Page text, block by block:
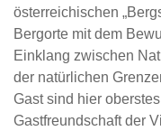
österreichischen
Bergorte mit dem
Einklang zwischen
der natürlichen
Gast sind hier
Gastfreundschaft der